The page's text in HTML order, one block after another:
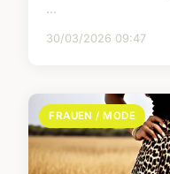
...
30/03/2026 09:47
FRAUEN / MODE